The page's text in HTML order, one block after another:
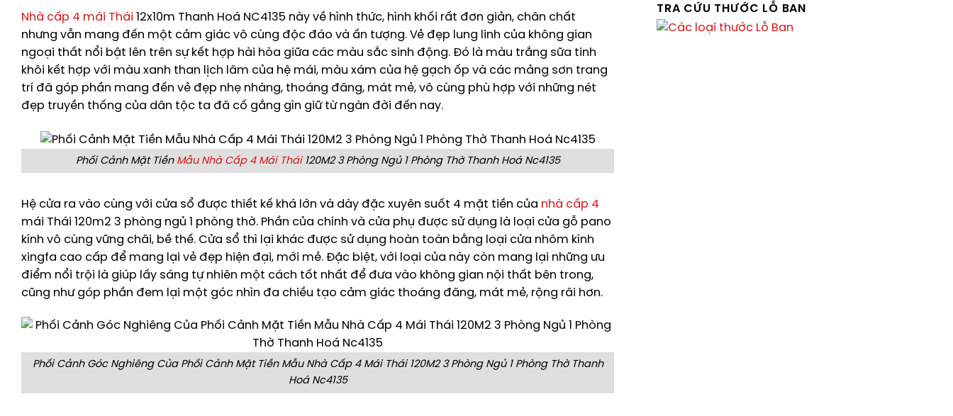
Nhà cấp 4 mái Thái 12x10m Thanh Hoá NC4135 này về hình thức, hình khối rất đơn giản, chân chất
nhưng vẫn mang đến một cảm giác vô cùng độc đáo và ấn tượng. Vẻ đẹp lung linh của không gian
ngoại thất nổi bật lên trên sự kết hợp hài hòa giữa các màu sắc sinh động. Đó là màu trắng sữa tinh
khôi kết hợp với màu xanh than lịch lãm của hệ mái, màu xám của hệ gạch ốp và các mảng sơn trang
trí đã góp phần mang đến vẻ đẹp nhẹ nhàng, thoáng đãng, mát mẻ, vô cùng phù hợp với những nét
đẹp truyền thống của dân tộc ta đã cố gắng gìn giữ từ ngàn đời đến nay.
Phối Cảnh Mặt Tiền Mẫu Nhà Cấp 4 Mái Thái120M2 3 Phòng Ngủ 1 Phòng Thờ Thanh Hoá Nc4135
Hệ cửa ra vào cùng với cửa sổ được thiết kế khá lớn và dày đặc xuyên suốt 4 mặt tiền của nhà cấp 4
mái Thái 120m2 3 phòng ngủ 1 phòng thờ. Phần của chính và cửa phụ được sử dụng là loại cửa gỗ pano
kính vô cùng vững chãi, bề thế. Cửa sổ thì lại khác được sử dụng hoàn toàn bằng loại cửa nhôm kính
xingfa cao cấp để mang lại vẻ đẹp hiện đại, mới mẻ. Đặc biệt, với loại của này còn mang lại những ưu
điểm nổi trội là giúp lấy sáng tự nhiên một cách tốt nhất để đưa vào không gian nội thất bên trong,
cũng như góp phần đem lại một góc nhìn đa chiều tạo cảm giác thoáng đãng, mát mẻ, rộng rãi hơn.
Phối Cảnh Góc Nghiêng Của Phối Cảnh Mặt Tiền Mẫu Nhà Cấp 4 Mái Thái 120M2 3 Phòng Ngủ 1 Phòng Thờ Thanh
Hoá Nc4135
Thúy
gia
TRA CỨU THƯỚC LỖ BAN